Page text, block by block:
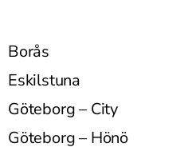
Borås
Eskilstuna
Göteborg – City
Göteborg – Hönö